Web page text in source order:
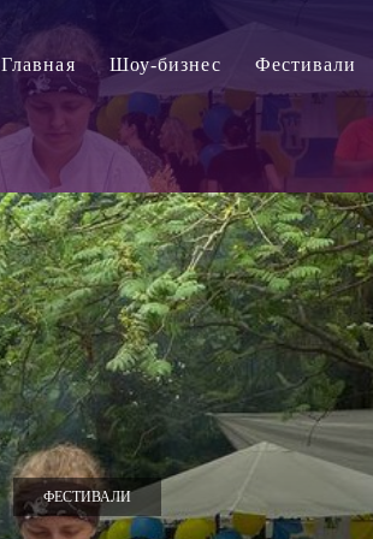
Главная Шоу-бизнес Фестивали
ФЕСТИВАЛИ